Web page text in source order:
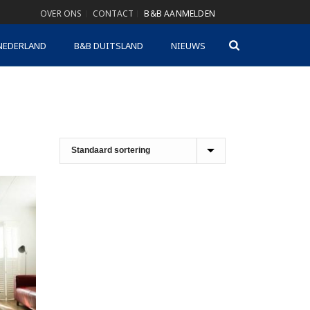
OVER ONS CONTACT B&B AANMELDEN
B&B DUITSLAND NIEUWS